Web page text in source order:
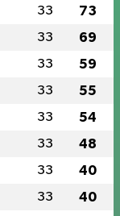
33 73
33 69
33 59
33 55
33 54
33 48
33 40
33 40